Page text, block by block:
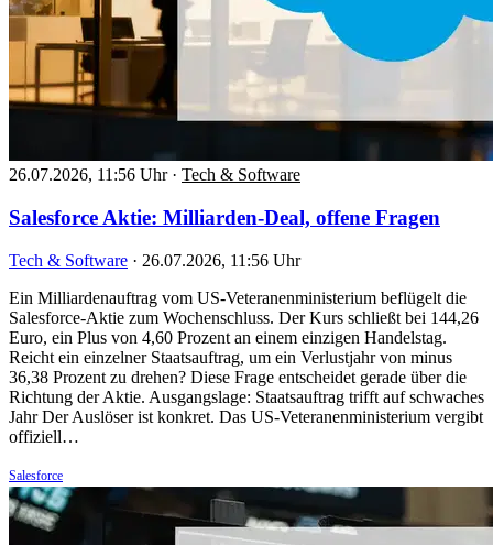
26.07.2026, 11:56 Uhr · Tech & Software
Salesforce Aktie: Milliarden-Deal, offene Fragen
Tech & Software · 26.07.2026, 11:56 Uhr
Ein Milliardenauftrag vom US-Veteranenministerium beflügelt die
Salesforce-Aktie zum Wochenschluss. Der Kurs schließt bei 144,26
Euro, ein Plus von 4,60 Prozent an einem einzigen Handelstag.
Reicht ein einzelner Staatsauftrag, um ein Verlustjahr von minus
36,38 Prozent zu drehen? Diese Frage entscheidet gerade über die
Richtung der Aktie. Ausgangslage: Staatsauftrag trifft auf schwaches
Jahr Der Auslöser ist konkret. Das US-Veteranenministerium vergibt
offiziell…
Salesforce